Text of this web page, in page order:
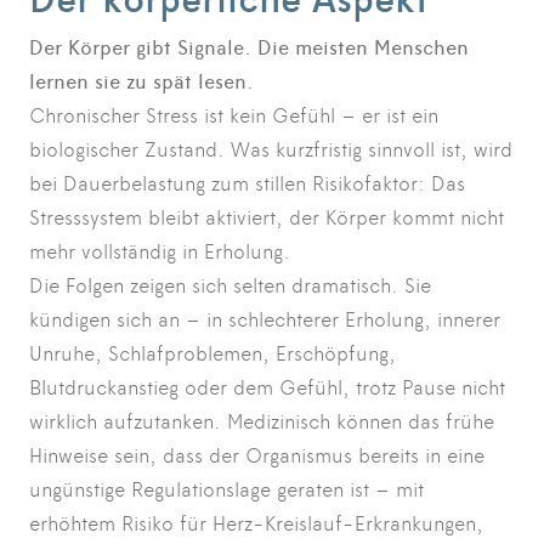
Der Körper gibt Signale. Die meisten Menschen
lernen sie zu spät lesen.
Chronischer Stress ist kein Gefühl – er ist ein
biologischer Zustand. Was kurzfristig sinnvoll ist, wird
bei Dauerbelastung zum stillen Risikofaktor: Das
Stresssystem bleibt aktiviert, der Körper kommt nicht
mehr vollständig in Erholung.
Die Folgen zeigen sich selten dramatisch. Sie
kündigen sich an – in schlechterer Erholung, innerer
Unruhe, Schlafproblemen, Erschöpfung,
Blutdruckanstieg oder dem Gefühl, trotz Pause nicht
wirklich aufzutanken. Medizinisch können das frühe
Hinweise sein, dass der Organismus bereits in eine
ungünstige Regulationslage geraten ist – mit
erhöhtem Risiko für Herz-Kreislauf-Erkrankungen,